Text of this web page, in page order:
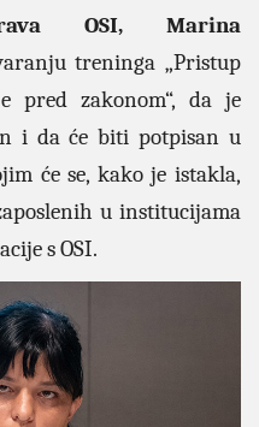
OSI, Marina
treninga „Pristup
pred zakonom“, da je
i da će biti potpisan u
će se, kako je istakla,
u institucijama
s OSI.